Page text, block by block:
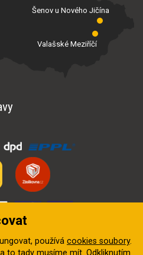
Valašské Meziříčí
Šenov u Nového Jičína
používá cookies soubory.
to tady musíme mít. Odkliknutím